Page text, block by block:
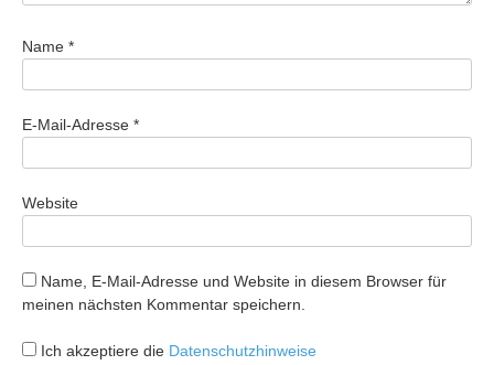
Name *
E-Mail-Adresse *
Website
Name, E-Mail-Adresse und Website in diesem Browser für
meinen nächsten Kommentar speichern.
Ich akzeptiere die Datenschutzhinweise